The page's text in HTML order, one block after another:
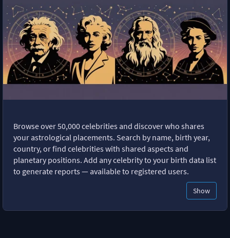
Browse over 50,000 celebrities and discover who shares
your astrological placements. Search by name, birth year,
country, or find celebrities with shared aspects and
planetary positions. Add any celebrity to your birth data list
to generate reports — available to registered users.
Show